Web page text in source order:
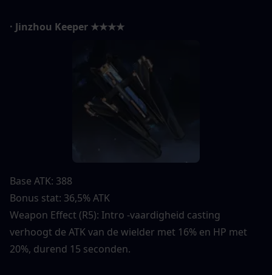
· Jinzhou Keeper ★★★★
Base ATK: 388
Bonus stat: 36,5% ATK
Weapon Effect (R5): Intro -vaardigheid casting
verhoogt de ATK van de wielder met 16% en HP met
20%, durend 15 seconden.